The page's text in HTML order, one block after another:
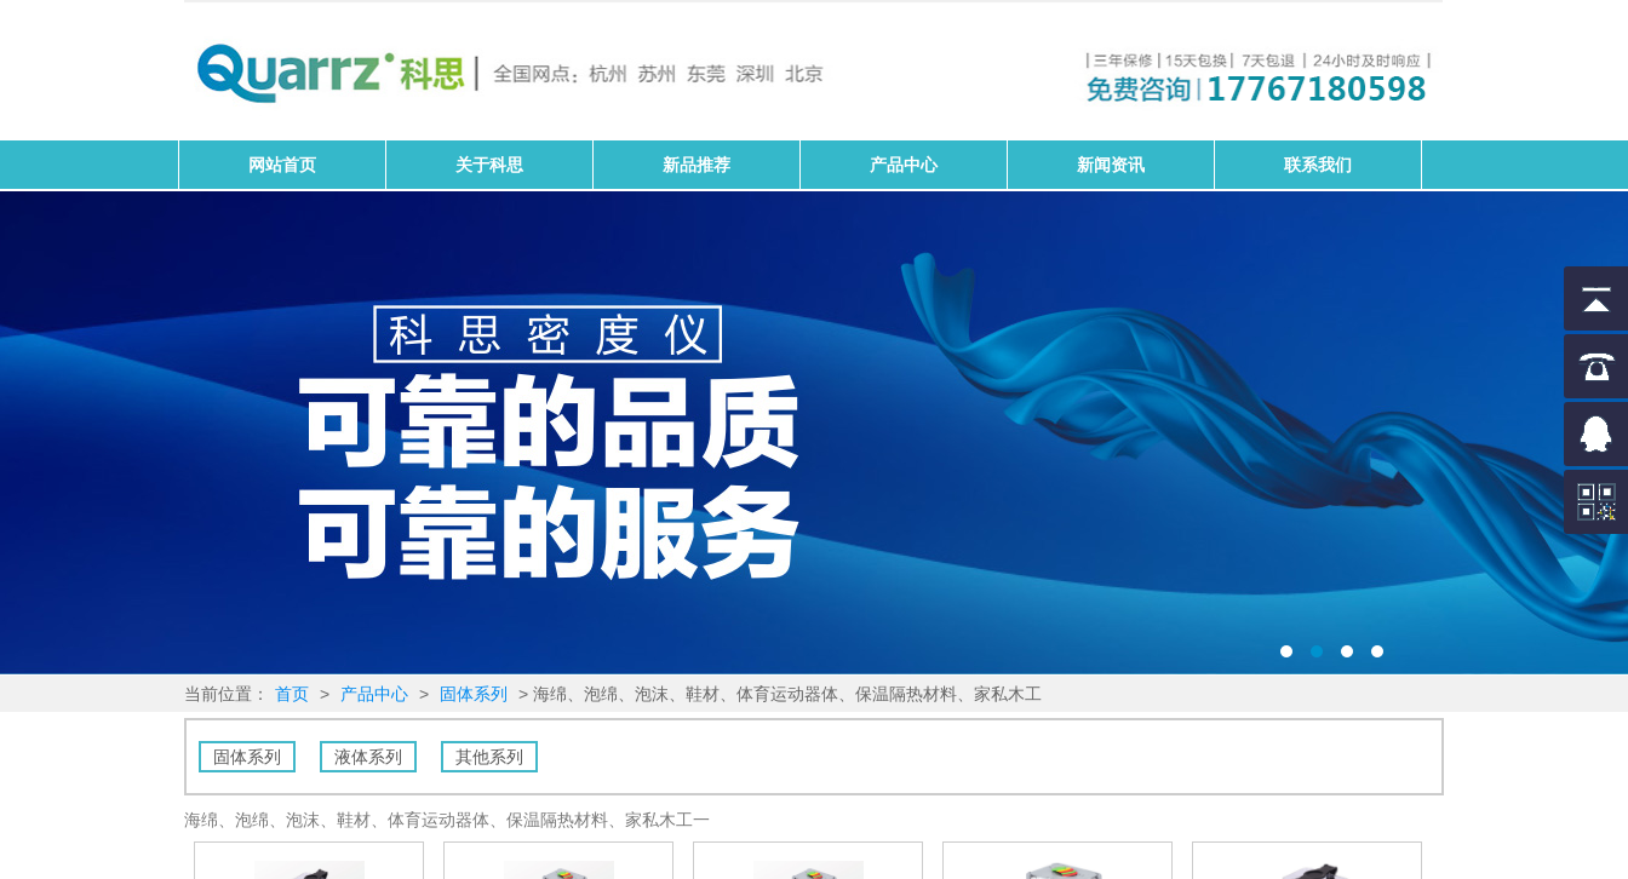
网站首页 关于科思 新品推荐 产品中心 新闻资讯 联系我们
当前位置： 首页 > 产品中心 > 固体系列 > 海绵、泡绵、泡沫、鞋材、体育运动器体、保温隔热材料、家私木工
固体系列 液体系列 其他系列
海绵、泡绵、泡沫、鞋材、体育运动器体、保温隔热材料、家私木工一